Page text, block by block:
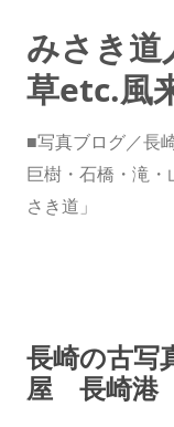
みさき道
草etc.風
■写真ブログ／長
巨樹・石橋・滝
さき道」
長崎の古
屋 長崎港